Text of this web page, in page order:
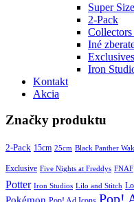
Super
2-Pack
Iné
Exclusives
Iron
Kontakt
Akcia
Značky produktu
2-Pack 15cm 25cm Black Panther
Exclusive Five Nights at Freddys FNAF
Potter Iron Studios Lilo and Stitch
Pop!